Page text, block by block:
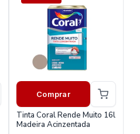
Comprar
Tinta Coral Rende Muito 16l
Madeira Acinzentada